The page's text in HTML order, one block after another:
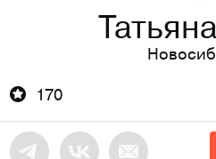
170